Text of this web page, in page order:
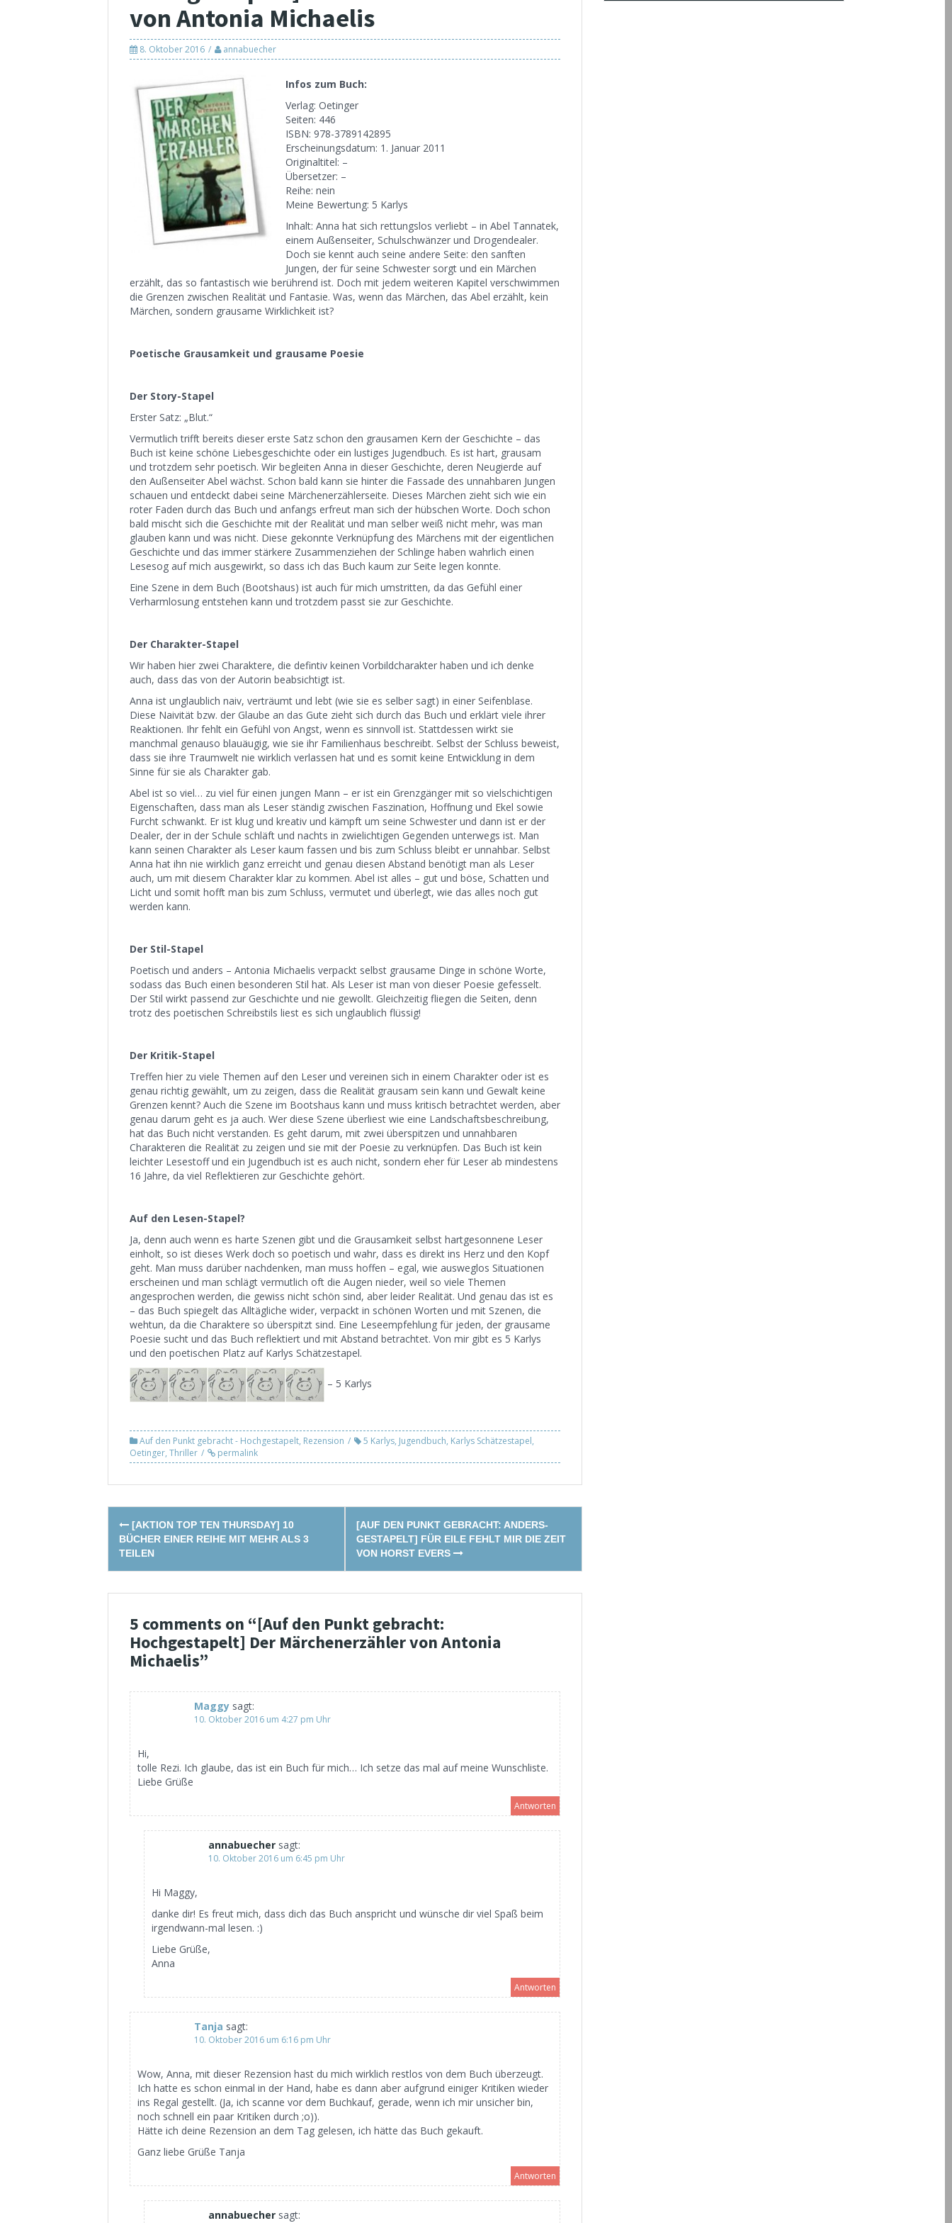
von Antonia Michaelis
8. Oktober 2016 annabuecher
Infos zum Buch:
Verlag: Oetinger
Seiten: 446
ISBN: 978-3789142895
Erscheinungsdatum: 1. Januar 2011
Originaltitel: –
Übersetzer: –
Reihe: nein
Meine Bewertung: 5 Karlys
Inhalt: Anna hat sich rettungslos verliebt – in Abel Tannatek,
einem Außenseiter, Schulschwänzer und Drogendealer.
Doch sie kennt auch seine andere Seite: den sanften
Jungen, der für seine Schwester sorgt und ein Märchen
erzählt, das so fantastisch wie berührend ist. Doch mit jedem weiteren Kapitel verschwimmen
die Grenzen zwischen Realität und Fantasie. Was, wenn das Märchen, das Abel erzählt, kein
Märchen, sondern grausame Wirklichkeit ist?
Poetische Grausamkeit und grausame Poesie
Der Story-Stapel
Erster Satz: „Blut.“
Vermutlich trifft bereits dieser erste Satz schon den grausamen Kern der Geschichte – das
Buch ist keine schöne Liebesgeschichte oder ein lustiges Jugendbuch. Es ist hart, grausam
und trotzdem sehr poetisch. Wir begleiten Anna in dieser Geschichte, deren Neugierde auf
den Außenseiter Abel wächst. Schon bald kann sie hinter die Fassade des unnahbaren Jungen
schauen und entdeckt dabei seine Märchenerzählerseite. Dieses Märchen zieht sich wie ein
roter Faden durch das Buch und anfangs erfreut man sich der hübschen Worte. Doch schon
bald mischt sich die Geschichte mit der Realität und man selber weiß nicht mehr, was man
glauben kann und was nicht. Diese gekonnte Verknüpfung des Märchens mit der eigentlichen
Geschichte und das immer stärkere Zusammenziehen der Schlinge haben wahrlich einen
Lesesog auf mich ausgewirkt, so dass ich das Buch kaum zur Seite legen konnte.
Eine Szene in dem Buch (Bootshaus) ist auch für mich umstritten, da das Gefühl einer
Verharmlosung entstehen kann und trotzdem passt sie zur Geschichte.
Der Charakter-Stapel
Wir haben hier zwei Charaktere, die defintiv keinen Vorbildcharakter haben und ich denke
auch, dass das von der Autorin beabsichtigt ist.
Anna ist unglaublich naiv, verträumt und lebt (wie sie es selber sagt) in einer Seifenblase.
Diese Naivität bzw. der Glaube an das Gute zieht sich durch das Buch und erklärt viele ihrer
Reaktionen. Ihr fehlt ein Gefühl von Angst, wenn es sinnvoll ist. Stattdessen wirkt sie
manchmal genauso blauäugig, wie sie ihr Familienhaus beschreibt. Selbst der Schluss beweist,
dass sie ihre Traumwelt nie wirklich verlassen hat und es somit keine Entwicklung in dem
Sinne für sie als Charakter gab.
Abel ist so viel… zu viel für einen jungen Mann – er ist ein Grenzgänger mit so vielschichtigen
Eigenschaften, dass man als Leser ständig zwischen Faszination, Hoffnung und Ekel sowie
Furcht schwankt. Er ist klug und kreativ und kämpft um seine Schwester und dann ist er der
Dealer, der in der Schule schläft und nachts in zwielichtigen Gegenden unterwegs ist. Man
kann seinen Charakter als Leser kaum fassen und bis zum Schluss bleibt er unnahbar. Selbst
Anna hat ihn nie wirklich ganz erreicht und genau diesen Abstand benötigt man als Leser
auch, um mit diesem Charakter klar zu kommen. Abel ist alles – gut und böse, Schatten und
Licht und somit hofft man bis zum Schluss, vermutet und überlegt, wie das alles noch gut
werden kann.
Der Stil-Stapel
Poetisch und anders – Antonia Michaelis verpackt selbst grausame Dinge in schöne Worte,
sodass das Buch einen besonderen Stil hat. Als Leser ist man von dieser Poesie gefesselt.
Der Stil wirkt passend zur Geschichte und nie gewollt. Gleichzeitig fliegen die Seiten, denn
trotz des poetischen Schreibstils liest es sich unglaublich flüssig!
Der Kritik-Stapel
Treffen hier zu viele Themen auf den Leser und vereinen sich in einem Charakter oder ist es
genau richtig gewählt, um zu zeigen, dass die Realität grausam sein kann und Gewalt keine
Grenzen kennt? Auch die Szene im Bootshaus kann und muss kritisch betrachtet werden, aber
genau darum geht es ja auch. Wer diese Szene überliest wie eine Landschaftsbeschreibung,
hat das Buch nicht verstanden. Es geht darum, mit zwei überspitzen und unnahbaren
Charakteren die Realität zu zeigen und sie mit der Poesie zu verknüpfen. Das Buch ist kein
leichter Lesestoff und ein Jugendbuch ist es auch nicht, sondern eher für Leser ab mindestens
16 Jahre, da viel Reflektieren zur Geschichte gehört.
Auf den Lesen-Stapel?
Ja, denn auch wenn es harte Szenen gibt und die Grausamkeit selbst hartgesonnene Leser
einholt, so ist dieses Werk doch so poetisch und wahr, dass es direkt ins Herz und den Kopf
geht. Man muss darüber nachdenken, man muss hoffen – egal, wie ausweglos Situationen
erscheinen und man schlägt vermutlich oft die Augen nieder, weil so viele Themen
angesprochen werden, die gewiss nicht schön sind, aber leider Realität. Und genau das ist es
– das Buch spiegelt das Alltägliche wider, verpackt in schönen Worten und mit Szenen, die
wehtun, da die Charaktere so überspitzt sind. Eine Leseempfehlung für jeden, der grausame
Poesie sucht und das Buch reflektiert und mit Abstand betrachtet. Von mir gibt es 5 Karlys
und den poetischen Platz auf Karlys Schätzestapel.
– 5 Karlys
Auf den Punkt gebracht - Hochgestapelt, Rezension 5 Karlys, Jugendbuch, Karlys Schätzestapel,
Oetinger, Thriller permalink
Post
navigation
[AKTION TOP TEN THURSDAY] 10
BÜCHER EINER REIHE MIT MEHR ALS 3
TEILEN
[AUF DEN PUNKT GEBRACHT: ANDERS-
GESTAPELT] FÜR EILE FEHLT MIR DIE ZEIT
VON HORST EVERS
5 comments on “[Auf den Punkt gebracht:
Hochgestapelt] Der Märchenerzähler von Antonia
Michaelis”
Maggy sagt:
10. Oktober 2016 um 4:27 pm Uhr
Hi,
tolle Rezi. Ich glaube, das ist ein Buch für mich… Ich setze das mal auf meine Wunschliste.
Liebe Grüße
Antworten
annabuecher sagt:
10. Oktober 2016 um 6:45 pm Uhr
Hi Maggy,
danke dir! Es freut mich, dass dich das Buch anspricht und wünsche dir viel Spaß beim
irgendwann-mal lesen. :)
Liebe Grüße,
Anna
Antworten
Tanja sagt:
10. Oktober 2016 um 6:16 pm Uhr
Wow, Anna, mit dieser Rezension hast du mich wirklich restlos von dem Buch überzeugt.
Ich hatte es schon einmal in der Hand, habe es dann aber aufgrund einiger Kritiken wieder
ins Regal gestellt. (Ja, ich scanne vor dem Buchkauf, gerade, wenn ich mir unsicher bin,
noch schnell ein paar Kritiken durch ;o)).
Hätte ich deine Rezension an dem Tag gelesen, ich hätte das Buch gekauft.
Ganz liebe Grüße Tanja
Antworten
annabuecher sagt: